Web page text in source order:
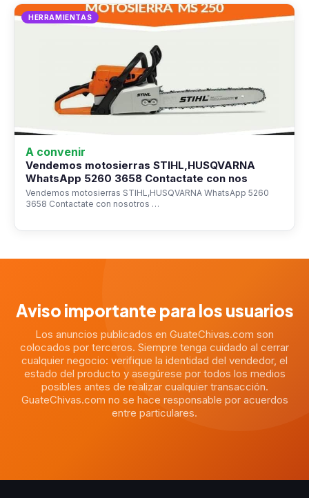
HERRAMIENTAS
A convenir
Vendemos motosierras STIHL,HUSQVARNA
WhatsApp 5260 3658 Contactate con nos
Vendemos motosierras STIHL,HUSQVARNA WhatsApp 5260
3658 Contactate con nosotros …
Aviso importante para los usuarios
Los anuncios publicados en GuateChivas.com son
colocados por terceros. Siempre tenga cuidado al cerrar
cualquier negocio: verifique la identidad del vendedor, el
estado del producto y asegúrese por todos los medios
posibles antes de realizar cualquier transacción.
GuateChivas.com no se hace responsable por acuerdos
entre particulares.